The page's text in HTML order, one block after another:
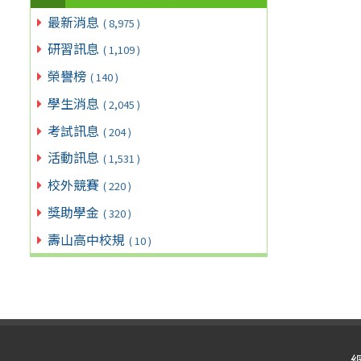
最新消息 ( 8,975 )
研習訊息 ( 1,109 )
榮譽榜 ( 140 )
學生消息 ( 2,045 )
考試訊息 ( 204 )
活動訊息 ( 1,531 )
校外競賽 ( 220 )
獎助學金 ( 320 )
壽山高中校規 ( 10 )